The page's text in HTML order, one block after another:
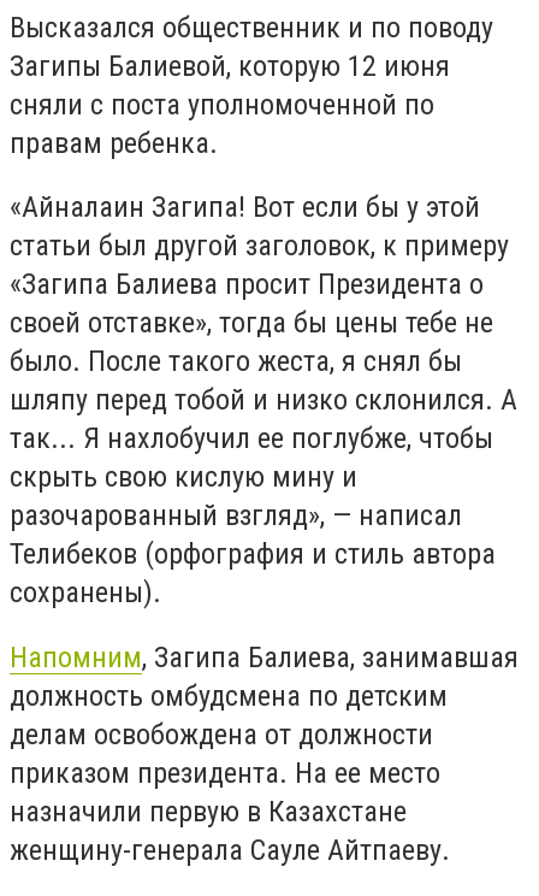
Высказался общественник и по поводу
Загипы Балиевой, которую 12 июня
сняли с поста уполномоченной по
правам ребенка.
«Айналаин Загипа! Вот если бы у этой
статьи был другой заголовок, к примеру
«Загипа Балиева просит Президента о
своей отставке», тогда бы цены тебе не
было. После такого жеста, я снял бы
шляпу перед тобой и низко склонился. А
так... Я нахлобучил ее поглубже, чтобы
скрыть свою кислую мину и
разочарованный взгляд», — написал
Телибеков (орфография и стиль автора
сохранены).
Напомним, Загипа Балиева, занимавшая
должность омбудсмена по детским
делам освобождена от должности
приказом президента. На ее место
назначили первую в Казахстане
женщину-генерала Сауле Айтпаеву.